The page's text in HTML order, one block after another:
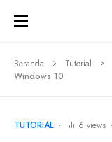
Beranda Tutorial
Windows 10
TUTORIAL 6 views